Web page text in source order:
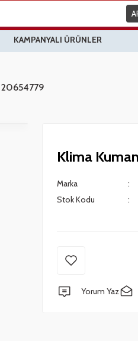
KAMPANYALI ÜRÜNLER
20654779
Klima
Marka
Stok Kodu
Yorum Yaz